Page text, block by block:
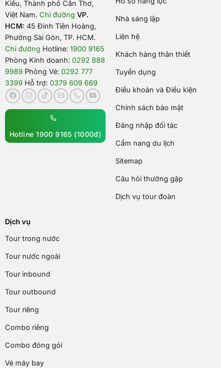
Kiều, Thành phố Cần Thơ,
Việt Nam. Chỉ đường VP.
HCM: 45 Đinh Tiên Hoàng,
Phường Sài Gòn, TP. HCM.
Chỉ đường Hotline: 1900 9165
Phòng Kinh doanh: 0292 888
9989 Phòng Vé: 0292 777
3399 Hỗ trợ: 0379 609 669
Hotline 1900 9165 (1000đ)
Nhà sáng lập
Liên hệ
Khách hàng thân thiết
Tuyển dụng
Điều khoản và Điều kiện
Chính sách bảo mật
Đăng nhập đối tác
Cẩm nang du lịch
Sitemap
Câu hỏi thường gặp
Dịch vụ tour đoàn
Dịch vụ
Tour trong nước
Tour nước ngoài
Tour inbound
Tour outbound
Tour riêng
Combo riêng
Combo đóng gói
Vé máy bay